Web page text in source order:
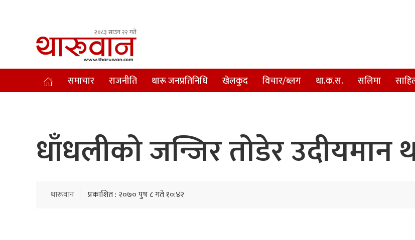
२०८३ साउन २२ गते
Leading Newsportal from Tharu Community Nepal.
समाचार राजनीति थारू जनप्रतिनिधि खेलकुद विचार/ब्लग था.क.स. सलिमा
धाँधलीको जन्जिर तोडेर उदीयमान
थारूवान प्रकाशित : २०७० पुष ८ गते १०:४२